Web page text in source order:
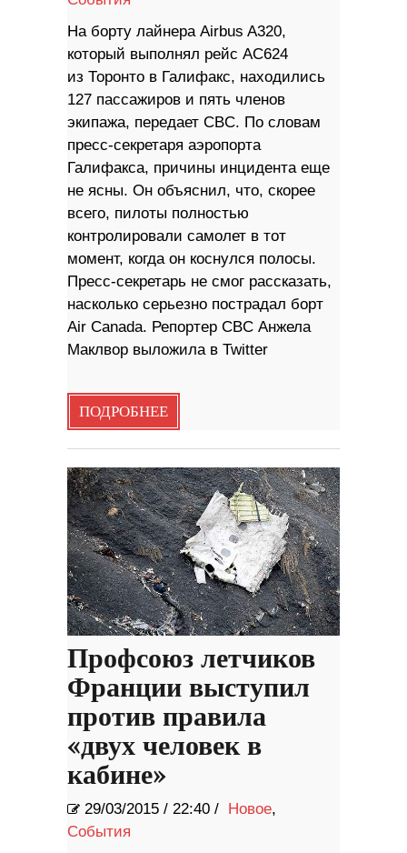
​На борту лайнера Airbus A320,
который выполнял рейс AC624
из Торонто в Галифакс, находились
127 пассажиров и пять членов
экипажа, передает CBC. По словам
пресс-секретаря аэропорта
Галифакса, причины инцидента еще
не ясны. Он объяснил, что, скорее
всего, пилоты полностью
контролировали самолет в тот
момент, когда он коснулся полосы.
Пресс-секретарь не смог рассказать,
насколько серьезно пострадал борт
Air Canada. Репортер CBC Анжела
Маклвор выложила в​ Twitter
ПОДРОБНЕЕ
Профсоюз летчиков
Франции выступил
против правила
«двух человек в
кабине»
29/03/2015 / 22:40 / Новое,
События